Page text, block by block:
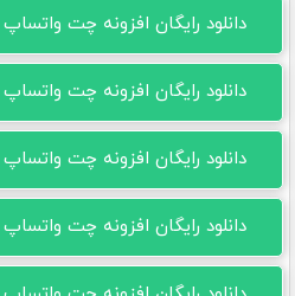
دانلود رایگان افزونه چت واتساپ
دانلود رایگان افزونه چت واتساپ
دانلود رایگان افزونه چت واتساپ
دانلود رایگان افزونه چت واتساپ